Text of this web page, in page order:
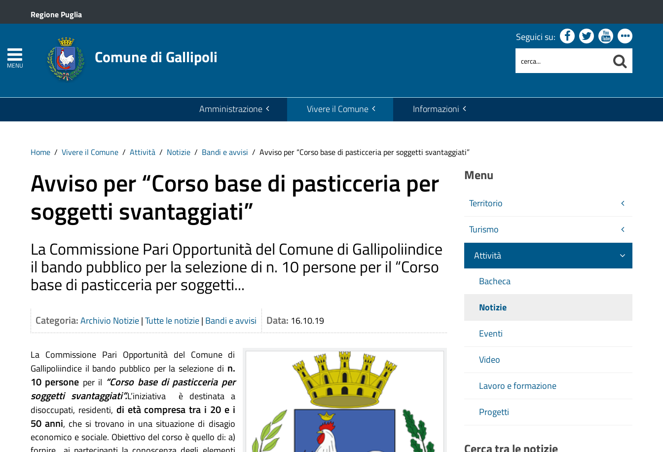
Regione Puglia
MENU Comune di Gallipoli
Seguici su:
Amministrazione Vivere il Comune Informazioni
Home Vivere il Comune Attività Notizie Bandi e avvisi Avviso per “Corso base di pasticceria per soggetti svantaggiati”
Avviso per “Corso base di pasticceria per
soggetti svantaggiati”
La Commissione Pari Opportunità del Comune di Gallipoliindice
il bando pubblico per la selezione di n. 10 persone per il “Corso
base di pasticceria per soggetti...
Categoria:Archivio Notizie|Tutte le notizie| Bandi e avvisi Data: 16.10.19
La Commissione Pari Opportunità del Comune di
Gallipoliindice il bando pubblico per la selezione di n.
10 persone per il “Corso base di pasticceria per
soggetti svantaggiati”.L’iniziativa è destinata a
disoccupati, residenti, di età compresa tra i 20 e i
50 anni, che si trovano in una situazione di disagio
economico e sociale. Obiettivo del corso è quello di: a)
Menu
Territorio
Turismo
Attività
Bacheca
Notizie
Eventi
Video
Lavoro e formazione
Progetti